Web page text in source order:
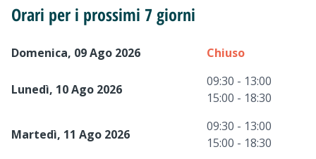
Orari per i prossimi 7 giorni
Domenica, 09 Ago 2026 Chiuso
Lunedì, 10 Ago 2026
09:30 - 13:00
15:00 - 18:30
Martedì, 11 Ago 2026
09:30 - 13:00
15:00 - 18:30